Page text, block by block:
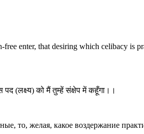
enter, that desiring which celibacy is
(लक्ष्य) को मैं तुम्हें संक्षेप में कहूँगा।।
то, желая, какое воздержание